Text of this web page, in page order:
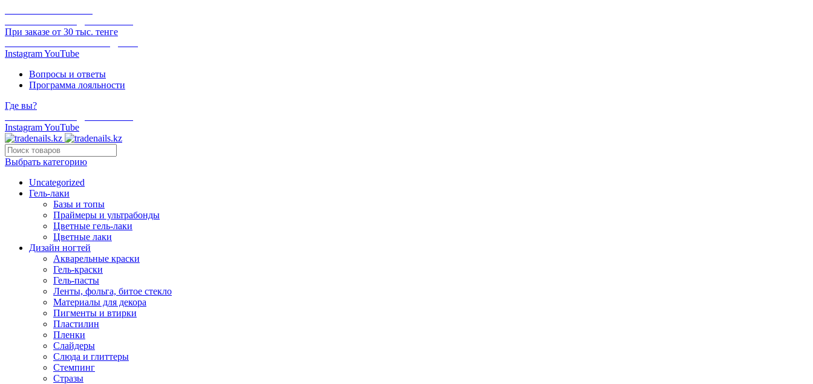
При заказе от 30 тыс. тенге
InstagramYouTube
Вопросы и ответы
Программа лояльности
Где вы?
InstagramYouTube
Выбрать категорию
Uncategorized
Гель-лаки
Базы и топы
Праймеры и ультрабонды
Цветные гель-лаки
Цветные лаки
Дизайн ногтей
Акварельные краски
Гель-краски
Гель-пасты
Ленты, фольга, битое стекло
Материалы для декора
Пигменты и втирки
Пластилин
Пленки
Слайдеры
Слюда и глиттеры
Стемпинг
Стразы